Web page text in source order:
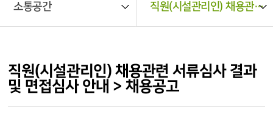
소통공간 직원(시설관리인) 채용관련 서류심사 결과 및 면접심사 안내 > 채용공고
직원(시설관리인) 채용관련 서류심사 결과
및 면접심사 안내 > 채용공고